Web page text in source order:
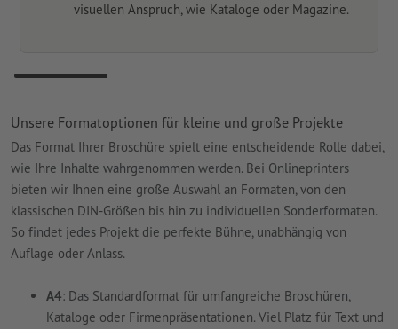
visuellen Anspruch, wie Kataloge oder Magazine.
Unsere Formatoptionen für kleine und große Projekte
Das Format Ihrer Broschüre spielt eine entscheidende Rolle dabei,
wie Ihre Inhalte wahrgenommen werden. Bei Onlineprinters
bieten wir Ihnen eine große Auswahl an Formaten, von den
klassischen DIN-Größen bis hin zu individuellen Sonderformaten.
So findet jedes Projekt die perfekte Bühne, unabhängig von
Auflage oder Anlass.
A4: Das Standardformat für umfangreiche Broschüren,
Kataloge oder Firmenpräsentationen. Viel Platz für Text und